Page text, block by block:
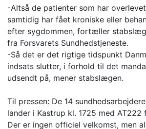
-Altså de patienter som har
samtidig har fået kroniske eller
efter sygdommen, fortæller
fra Forsvarets Sundhedstjeneste.
-Så det er det rigtige tidspunkt
indsats slutter, i forhold til det
udsendt på, mener stabslægen.
Til pressen: De 14
lander i Kastrup kl. 1725 med AT222
Der er ingen officiel velkomst, men